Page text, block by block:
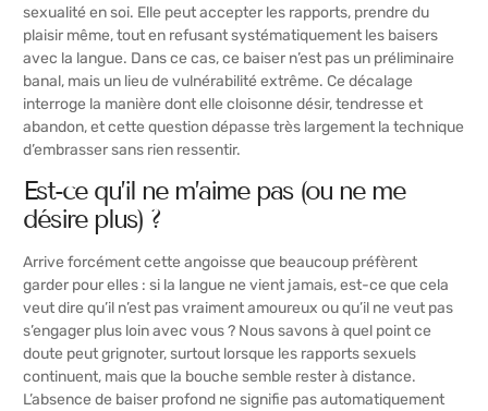
sexualité en soi. Elle peut accepter les rapports, prendre du
plaisir même, tout en refusant systématiquement les baisers
avec la langue. Dans ce cas, ce baiser n’est pas un préliminaire
banal, mais un lieu de vulnérabilité extrême. Ce décalage
interroge la manière dont elle cloisonne désir, tendresse et
abandon, et cette question dépasse très largement la technique
d’embrasser sans rien ressentir.
Est-ce qu’il ne m’aime pas (ou ne me
désire plus) ?
Arrive forcément cette angoisse que beaucoup préfèrent
garder pour elles : si la langue ne vient jamais, est-ce que cela
veut dire qu’il n’est pas vraiment amoureux ou qu’il ne veut pas
s’engager plus loin avec vous ? Nous savons à quel point ce
doute peut grignoter, surtout lorsque les rapports sexuels
continuent, mais que la bouche semble rester à distance.
L’absence de baiser profond ne signifie pas automatiquement